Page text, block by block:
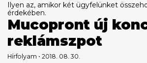
Ilyen az, amikor két ügyfelünket
érdekében.
Mucopront új
reklámszpot
Hírfolyam • 2018. 08. 30.